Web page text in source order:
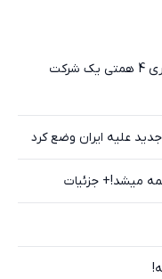
رویافروشی برای مهاجرت به کانادا/ کلاهبرداری 4 همتی یک شرکت
علیه ایران وضع کرد
میشد!+ جزئیات